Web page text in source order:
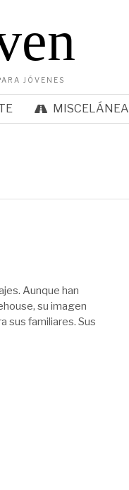
JÓVENES
MISCELÁNEA
Aunque han
su imagen
sus familiares. Sus